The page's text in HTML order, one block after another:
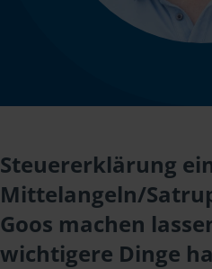
Steuererklärung
Mittelangeln/
Goos machen
wichtigere Dinge